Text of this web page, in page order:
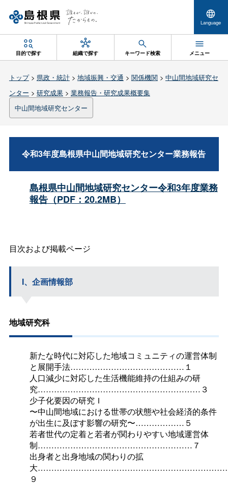
Language
目的で探す 組織で探す キーワード検索 メニュー
トップ> 県政・統計> 地域振興・交通 > 関係機関> 中山間地域研究セ
ンター > 研究成果> 業務報告・研究成果概要集
中山間地域研究センター
令和3年度島根県中山間地域研究センター業務報告
島根県中山間地域研究センター令和3年度業務
報告（PDF：20.2MB）
目次および掲載ページ
I、企画情報部
地域研究科
新たな時代に対応した地域コミュニティの運営体制
と展開手法……………………………………１
人口減少に対応した生活機能維持の仕組みの研
究……………………………………………………３
少子化要因の研究Ｉ
〜中山間地域における世帯の状態や社会経済的条件
が出生に及ぼす影響の研究〜………………５
若者世代の定着と若者が関わりやすい地域運営体
制…………………………………………………７
出身者と出身地域の関わりの拡
大
９